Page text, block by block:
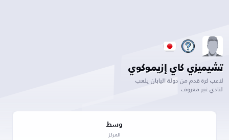
تشيميزي كاي إزيموكوي
لاعب كرة قدم من دولة اليابان يلعب
لنادي غير معروف
وسط
المركز